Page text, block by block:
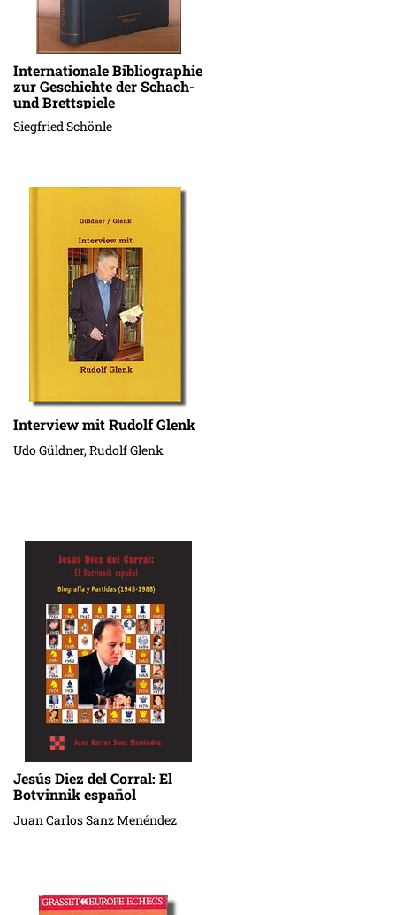
Internationale Bibliographie
zur Geschichte der Schach-
und Brettspiele
Siegfried Schönle
Interview mit Rudolf Glenk
Udo Güldner, Rudolf Glenk
Jesús Diez del Corral: El
Botvinnik español
Juan Carlos Sanz Menéndez